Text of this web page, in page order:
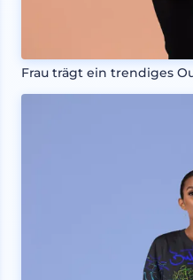
Frau trägt ein trendiges